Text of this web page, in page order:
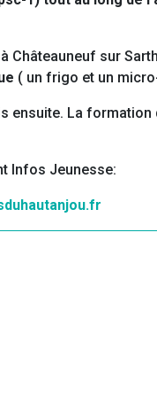
Châteauneuf sur
( un frigo et un
ensuite. La
Infos Jeunesse: